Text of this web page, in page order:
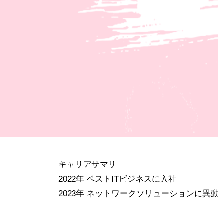
キャリアサマリ
2022年 ベストITビジネスに入社
2023年 ネットワークソリューションに異